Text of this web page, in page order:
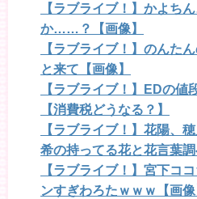
【ラブライブ！】かよち
か……？【画像】
【ラブライブ！】のんた
と来て【画像】
【ラブライブ！】EDの値
【消費税どうなる？】
【ラブライブ！】花陽、
希の持ってる花と花言葉
【ラブライブ！】宮下コ
ンすぎわろたｗｗｗ【画像